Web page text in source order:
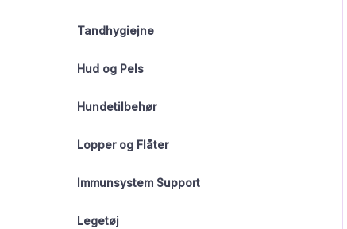
Tandhygiejne
Hud og Pels
Hundetilbehør
Lopper og Flåter
Immunsystem Support
Legetøj